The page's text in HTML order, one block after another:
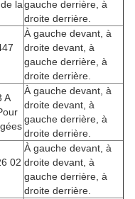
lagauche derrière, à
droite derrière.
À gauche devant, à
droite devant, à
gauche derrière, à
droite derrière.
A
À gauche devant, à
droite devant, à
gauche derrière, à
droite derrière.
02
À gauche devant, à
droite devant, à
gauche derrière, à
droite derrière.